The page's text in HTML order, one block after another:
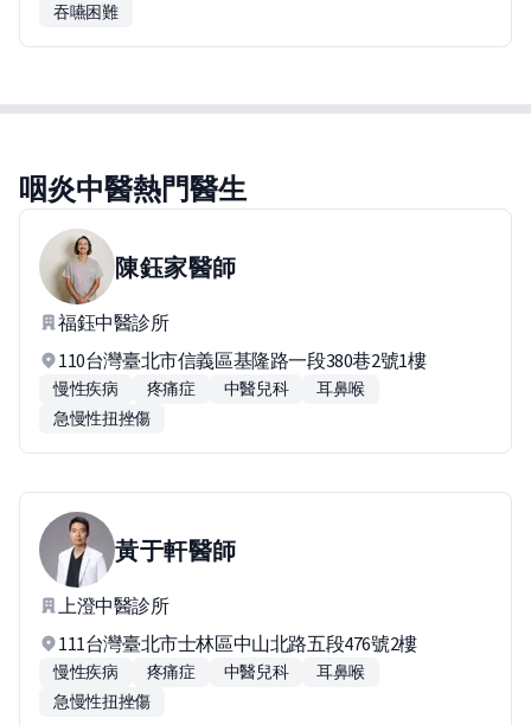
吞嚥困難
咽炎中醫熱門醫生
陳鈺家醫師
福鈺中醫診所
110台灣臺北市信義區基隆路一段380巷2號1樓
慢性疾病 疼痛症 中醫兒科
耳鼻喉
急慢性扭挫傷
黃于軒醫師
上澄中醫診所
111台灣臺北市士林區中山北路五段476號2樓
慢性疾病 疼痛症 中醫兒科
耳鼻喉
急慢性扭挫傷